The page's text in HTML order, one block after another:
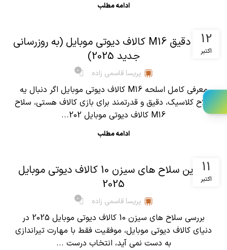
ادامه مطلب
12
اکتبر
آنالیز دقیق M16 کالاف دیوتی موبایل (به روزرسانی
جدید 2025)
پریسا قاسمی زاده 0
معرفی کامل اسلحه M16 کالاف دیوتی موبایل اگر دنبال یه
سلاح کلاسیک، دقیق و قدرتمند برای بازی کالاف هستی، سلاح
M16 کالاف دیوتی موبایل 202...
ادامه مطلب
11
اکتبر
بهترین سلاح های سیزن 10 کالاف دیوتی موبایل
2025
پریسا قاسمی زاده 0
بررسی سلاح های سیزن 10 کالاف دیوتی موبایل 2025 در
دنیای کالاف دیوتی موبایل، موفقیت فقط با مهارت تیراندازی
به دست نمی آید، انتخاب درست ...